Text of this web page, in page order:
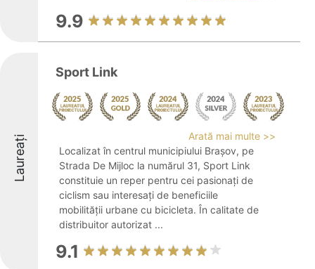
9.9
Laureați
Sport Link
Arată mai multe >>
Localizat în centrul municipiului Brașov, pe
Strada De Mijloc la numărul 31, Sport Link
constituie un reper pentru cei pasionați de
ciclism sau interesați de beneficiile
mobilității urbane cu bicicleta. În calitate de
distribuitor autorizat ...
9.1